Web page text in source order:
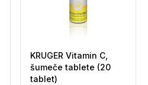
KRUGER Vitamin C,
šumeče tablete (20
tablet)